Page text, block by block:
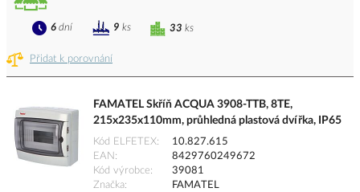
Přidat k porovnání
33 ks
6 dní 9 ks
FAMATEL Skříň ACQUA 3908-TTB, 8TE,
215x235x110mm, průhledná plastová dvířka, IP65
Kód ELFETEX
10.827.615
EAN
8429760249672
Kód výrobce
39081
Značka
FAMATEL